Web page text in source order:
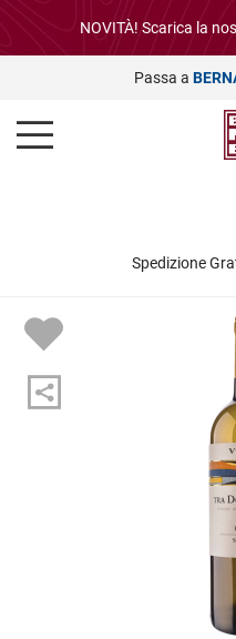
NOVITÀ! Scarica la
Passa a
Spedizione